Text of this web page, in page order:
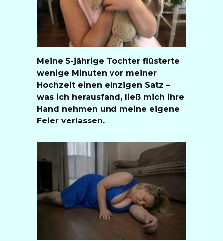
Meine 5-jährige Tochter flüsterte
wenige Minuten vor meiner
Hochzeit einen einzigen Satz –
was ich herausfand, ließ mich ihre
Hand nehmen und meine eigene
Feier verlassen.